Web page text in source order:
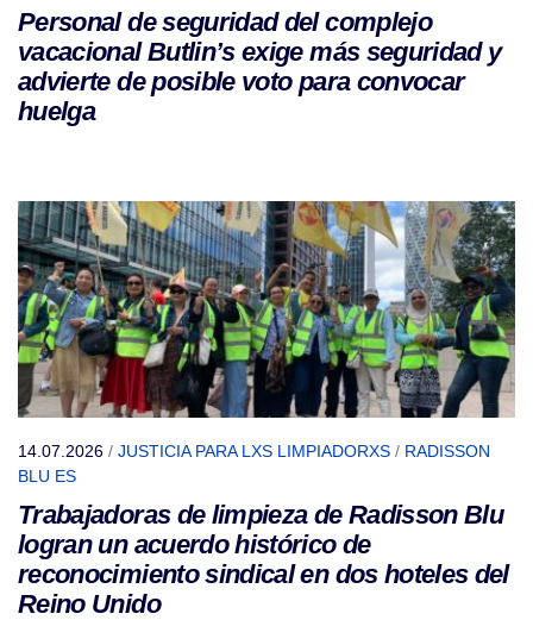
Personal de seguridad del complejo
vacacional Butlin’s exige más seguridad y
advierte de posible voto para convocar
huelga
14.07.2026 / JUSTICIA PARA LXS LIMPIADORXS / RADISSON
BLU ES
Trabajadoras de limpieza de Radisson Blu
logran un acuerdo histórico de
reconocimiento sindical en dos hoteles del
Reino Unido